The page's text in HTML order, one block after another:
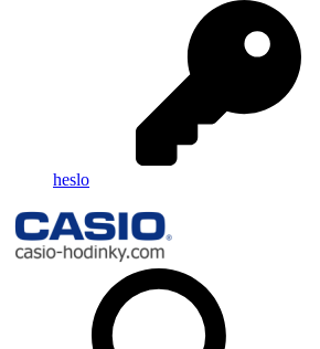
heslo